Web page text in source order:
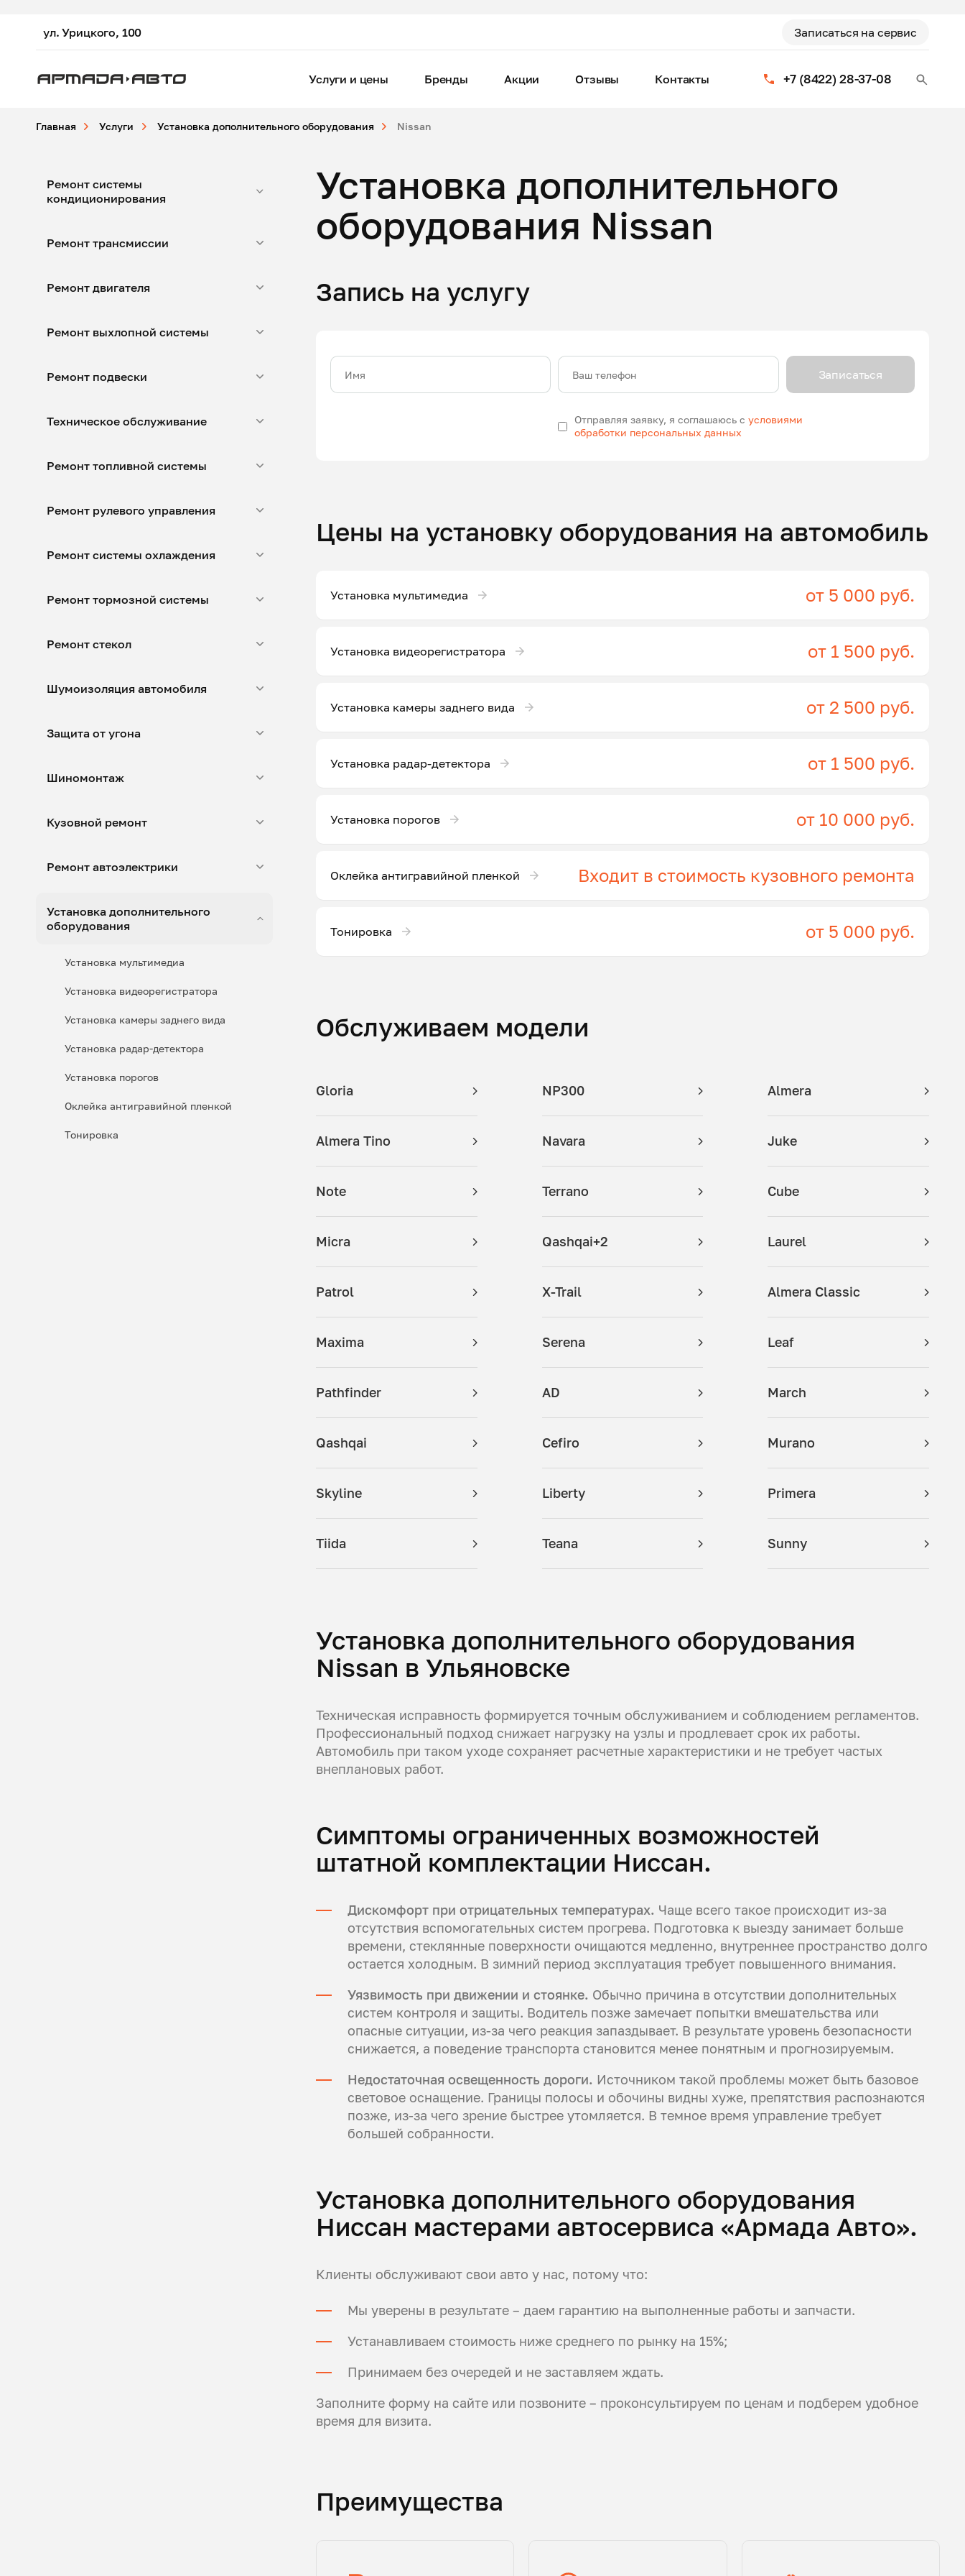
ул. Урицкого, 100 Записаться на сервис
+7 (8422) 28-37-08
Услуги и цены Бренды Акции Отзывы Контакты
Главная Услуги Установка дополнительного оборудования Nissan
Ремонт системы
кондиционирования
Ремонт трансмиссии
Ремонт двигателя
Ремонт выхлопной системы
Ремонт подвески
Техническое обслуживание
Ремонт топливной системы
Ремонт рулевого управления
Ремонт системы охлаждения
Ремонт тормозной системы
Ремонт стекол
Шумоизоляция автомобиля
Защита от угона
Шиномонтаж
Кузовной ремонт
Ремонт автоэлектрики
Установка дополнительного
оборудования
Установка мультимедиа
Установка видеорегистратора
Установка камеры заднего вида
Установка радар-детектора
Установка порогов
Оклейка антигравийной пленкой
Тонировка
Установка дополнительного
оборудования Nissan
Запись на услугу
Имя Ваш телефон
Отправляя заявку, я соглашаюсь сусловиями
обработки персональных данных
Записаться
Цены на установку оборудования на автомобиль
Установка мультимедиа от 5 000 руб.
Установка видеорегистратора от 1 500 руб.
Установка камеры заднего вида от 2 500 руб.
Установка радар-детектора от 1 500 руб.
Установка порогов от 10 000 руб.
Оклейка антигравийной пленкой Входит в стоимость кузовного ремонта
Тонировка от 5 000 руб.
Обслуживаем модели
Gloria NP300 Almera
Almera Tino Navara Juke
Note Terrano Cube
Micra Qashqai+2 Laurel
Patrol X-Trail Almera Classic
Maxima Serena Leaf
Pathfinder AD March
Qashqai Cefiro Murano
Skyline Liberty Primera
Tiida Teana Sunny
Установка дополнительного оборудования
Nissan в Ульяновске
Техническая исправность формируется точным обслуживанием и соблюдением регламентов.
Профессиональный подход снижает нагрузку на узлы и продлевает срок их работы.
Автомобиль при таком уходе сохраняет расчетные характеристики и не требует частых
внеплановых работ.
Симптомы ограниченных возможностей
штатной комплектации Ниссан.
Дискомфорт при отрицательных температурах. Чаще всего такое происходит из-за
отсутствия вспомогательных систем прогрева. Подготовка к выезду занимает больше
времени, стеклянные поверхности очищаются медленно, внутреннее пространство долго
остается холодным. В зимний период эксплуатация требует повышенного внимания.
Уязвимость при движении и стоянке. Обычно причина в отсутствии дополнительных
систем контроля и защиты. Водитель позже замечает попытки вмешательства или
опасные ситуации, из-за чего реакция запаздывает. В результате уровень безопасности
снижается, а поведение транспорта становится менее понятным и прогнозируемым.
Недостаточная освещенность дороги. Источником такой проблемы может быть базовое
световое оснащение. Границы полосы и обочины видны хуже, препятствия распознаются
позже, из-за чего зрение быстрее утомляется. В темное время управление требует
большей собранности.
Установка дополнительного оборудования
Ниссан мастерами автосервиса «Армада Авто».
Клиенты обслуживают свои авто у нас, потому что:
Мы уверены в результате – даем гарантию на выполненные работы и запчасти.
Устанавливаем стоимость ниже среднего по рынку на 15%;
Принимаем без очередей и не заставляем ждать.
Заполните форму на сайте или позвоните – проконсультируем по ценам и подберем удобное
время для визита.
Преимущества